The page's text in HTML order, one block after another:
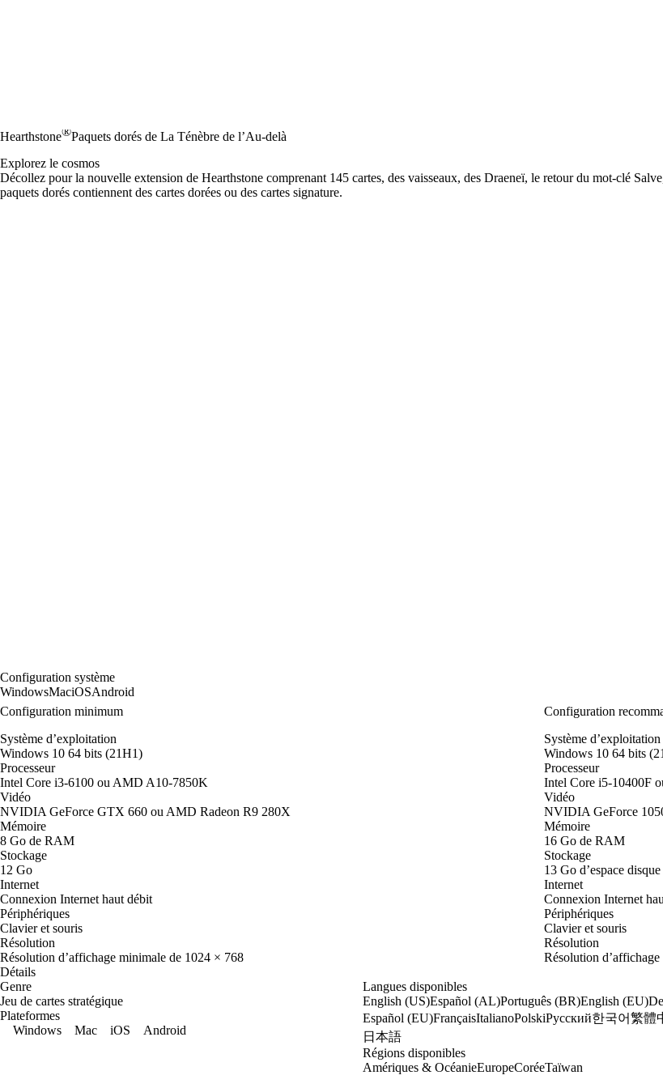
Hearthstone®Paquets dorés de La Ténèbre de l’Au-delà
Explorez le cosmos
Décollez pour la nouvelle extension de Hearthstone comprenant 145 cartes, des vaisseaux, des Draeneï, le retour du mot-clé
paquets dorés contiennent des cartes dorées ou des cartes signature.
Configuration système
WindowsMaciOSAndroid
Configuration minimum
Système d’exploitation
Windows 10 64 bits (21H1)
Processeur
Intel Core i3-6100 ou AMD A10-7850K
Vidéo
NVIDIA GeForce GTX 660 ou AMD Radeon R9 280X
Mémoire
8 Go de RAM
Stockage
12 Go
Internet
Connexion Internet haut débit
Périphériques
Clavier et souris
Résolution
Résolution d’affichage minimale de 1024 × 768
Configuration
Système d’exploitation
Windows 10 64 bits
Processeur
Intel Core i5-10400F
Vidéo
NVIDIA GeForce
Mémoire
16 Go de RAM
Stockage
13 Go d’espace
Internet
Connexion Internet
Périphériques
Clavier et souris
Résolution
Résolution
Détails
Genre
Jeu de cartes stratégique
Plateformes
Windows
Mac iOS Android
Langues disponibles
English (US)Español (AL)Português (BR)English (EU)
Español (EU)FrançaisItalianoPolskiРусский한국어繁體
日本語
Régions disponibles
Amériques & OcéanieEuropeCoréeTaïwan